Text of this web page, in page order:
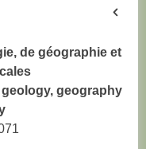
de géographie et
geography